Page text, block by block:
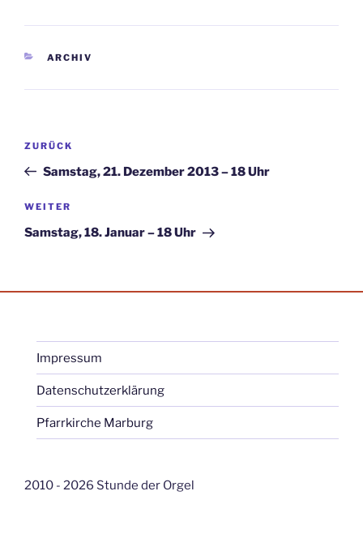
KATEGORIEN
ARCHIV
Beitragsnavigation
Vorheriger
Beitrag
ZURÜCK
Samstag, 21. Dezember 2013 – 18 Uhr
Nächster
Beitrag
WEITER
Samstag, 18. Januar – 18 Uhr
Impressum
Datenschutzerklärung
Pfarrkirche Marburg
2010 - 2026 Stunde der Orgel